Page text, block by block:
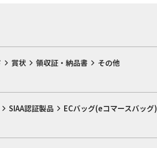
賞状 領収証・納品書 その他
SIAA認証製品 ECバッグ(eコマースバッグ)